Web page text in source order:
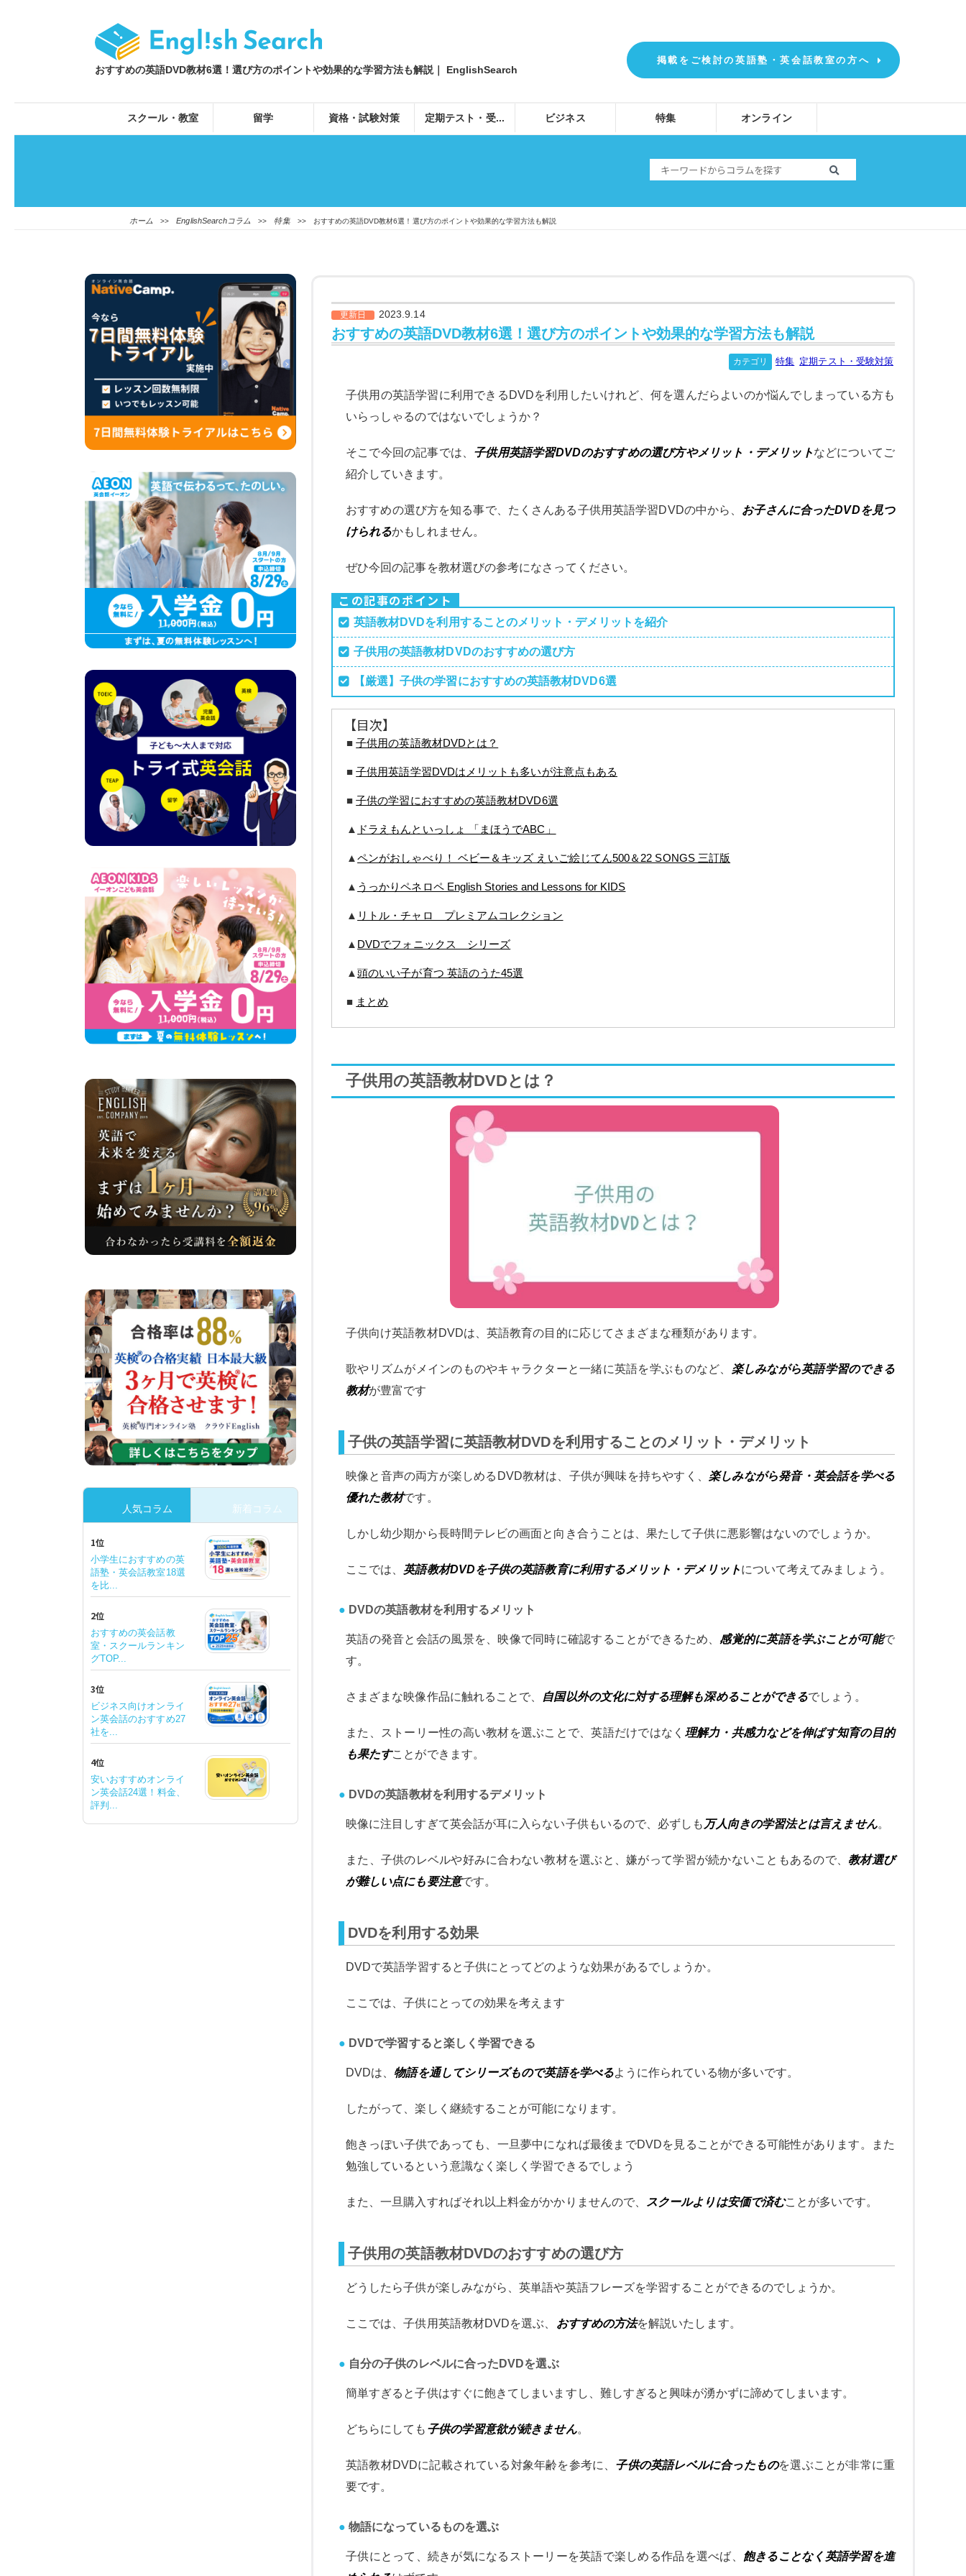
おすすめの英語DVD教材6選！選び方のポイントや効果的な学習方法も解説｜ EnglishSearch
掲載をご検討の英語塾・英会話教室の方へ
スクール・教室 留学 資格・試験対策 定期テスト・受... ビジネス 特集 オンライン
ホーム >>EnglishSearchコラム >>特集>> おすすめの英語DVD教材6選！選び方のポイントや効果的な学習方法も解説
人気コラム 新着コラム
1位
小学生におすすめの英
語塾・英会話教室18選
を比...
2位
おすすめの英会話教
室・スクールランキン
グTOP...
3位
ビジネス向けオンライ
ン英会話のおすすめ27
社を...
4位
安いおすすめオンライ
ン英会話24選！料金、
評判...
更新日 2023.9.14
おすすめの英語DVD教材6選！選び方のポイントや効果的な学習方法も解説
カテゴリ 特集 定期テスト・受験対策
子供用の英語学習に利用できるDVDを利用したいけれど、何を選んだらよいのか悩んでしまっている方も
いらっしゃるのではないでしょうか？
そこで今回の記事では、 子供用英語学習DVDのおすすめの選び方やメリット・デメリットなどについてご
紹介していきます。
おすすめの選び方を知る事で、たくさんある子供用英語学習DVDの中から、 お子さんに合ったDVDを見つ
けられるかもしれません。
ぜひ今回の記事を教材選びの参考になさってください。
この記事のポイント
英語教材DVDを利用することのメリット・デメリットを紹介
子供用の英語教材DVDのおすすめの選び方
【厳選】子供の学習におすすめの英語教材DVD6選
【目次】
■子供用の英語教材DVDとは？
■子供用英語学習DVDはメリットも多いが注意点もある
■子供の学習におすすめの英語教材DVD6選
▲ ドラえもんといっしょ 「まほうでABC」
▲ペンがおしゃべり！ ベビー＆キッズ えいご絵じてん500＆22 SONGS 三訂版
▲ うっかりペネロペ English Stories and Lessons for KIDS
▲ リトル・チャロ プレミアムコレクション
▲ DVDでフォニックス シリーズ
▲頭のいい子が育つ 英語のうた45選
■ まとめ
子供用の英語教材DVDとは？
子供向け英語教材DVDは、英語教育の目的に応じてさまざまな種類があります。
歌やリズムがメインのものやキャラクターと一緒に英語を学ぶものなど、 楽しみながら英語学習のできる
教材が豊富です
子供の英語学習に英語教材DVDを利用することのメリット・デメリット
映像と音声の両方が楽しめるDVD教材は、子供が興味を持ちやすく、 楽しみながら発音・英会話を学べる
優れた教材です。
しかし幼少期から長時間テレビの画面と向き合うことは、果たして子供に悪影響はないのでしょうか。
ここでは、 英語教材DVDを子供の英語教育に利用するメリット・デメリットについて考えてみましょう。
DVDの英語教材を利用するメリット
英語の発音と会話の風景を、映像で同時に確認することができるため、 感覚的に英語を学ぶことが可能で
す。
さまざまな映像作品に触れることで、 自国以外の文化に対する理解も深めることができるでしょう。
また、ストーリー性の高い教材を選ぶことで、英語だけではなく 理解力・共感力などを伸ばす知育の目的
も果たすことができます。
DVDの英語教材を利用するデメリット
映像に注目しすぎて英会話が耳に入らない子供もいるので、必ずしも 万人向きの学習法とは言えません。
また、子供のレベルや好みに合わない教材を選ぶと、嫌がって学習が続かないこともあるので、 教材選び
が難しい点にも要注意です。
DVDを利用する効果
DVDで英語学習すると子供にとってどのような効果があるでしょうか。
ここでは、子供にとっての効果を考えます
DVDで学習すると楽しく学習できる
DVDは、 物語を通してシリーズもので英語を学べるように作られている物が多いです。
したがって、楽しく継続することが可能になります。
飽きっぽい子供であっても、一旦夢中になれば最後までDVDを見ることができる可能性があります。また
勉強しているという意識なく楽しく学習できるでしょう
また、一旦購入すればそれ以上料金がかかりませんので、 スクールよりは安価で済むことが多いです。
子供用の英語教材DVDのおすすめの選び方
どうしたら子供が楽しみながら、英単語や英語フレーズを学習することができるのでしょうか。
ここでは、子供用英語教材DVDを選ぶ、 おすすめの方法を解説いたします。
自分の子供のレベルに合ったDVDを選ぶ
簡単すぎると子供はすぐに飽きてしまいますし、難しすぎると興味が湧かずに諦めてしまいます。
どちらにしても 子供の学習意欲が続きません。
英語教材DVDに記載されている対象年齢を参考に、 子供の英語レベルに合ったものを選ぶことが非常に重
要です。
物語になっているものを選ぶ
子供にとって、続きが気になるストーリーを英語で楽しめる作品を選べば、 飽きることなく英語学習を進